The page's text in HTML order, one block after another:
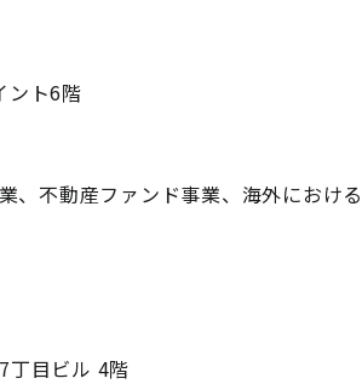
ト6階
不動産ファンド事業、海外におけ
丁目ビル 4階